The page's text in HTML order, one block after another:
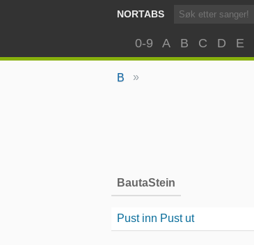
NORTABS
0-9 A B C D E
B »
BautaStein
Pust inn Pust ut